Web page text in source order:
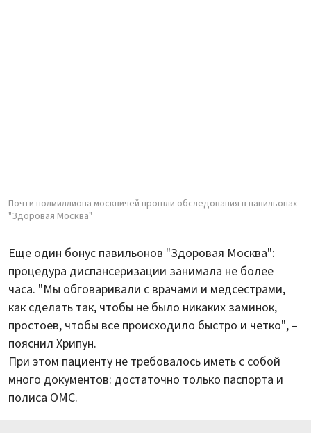
Почти полмиллиона москвичей прошли обследования в павильонах
"Здоровая Москва"
Еще один бонус павильонов "Здоровая Москва":
процедура диспансеризации занимала не более
часа. "Мы обговаривали с врачами и медсестрами,
как сделать так, чтобы не было никаких заминок,
простоев, чтобы все происходило быстро и четко", –
пояснил Хрипун.
При этом пациенту не требовалось иметь с собой
много документов: достаточно только паспорта и
полиса ОМС.